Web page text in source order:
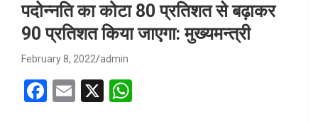
पदोन्नति का कोटा 80 प्रतिशत से बढ़ाकर
90 प्रतिशत किया जाएगा: मुख्यमन्त्री
February 8, 2022 admin
F
E
X